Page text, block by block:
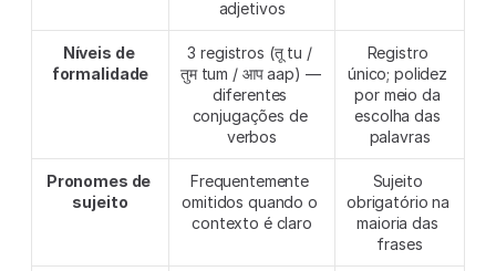
adjetivos
Níveis de
formalidade
3 registros (तू tu /
तुम tum / आप aap) —
diferentes
conjugações de
verbos
Registro
único; polidez
por meio da
escolha das
palavras
Pronomes de
sujeito
Frequentemente
omitidos quando o
contexto é claro
Sujeito
obrigatório na
maioria das
frases